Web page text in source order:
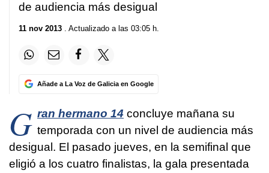
de audiencia más desigual
11 nov 2013 . Actualizado a las 03:05 h.
Añade a La Voz de Galicia en Google
G ran hermano 14 concluye mañana su
temporada con un nivel de audiencia más
desigual. El pasado jueves, en la semifinal que
eligió a los cuatro finalistas, la gala presentada